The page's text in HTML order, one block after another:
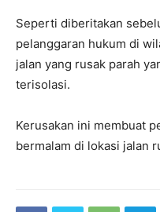
Seperti diberitakan
pelanggaran hukum di
jalan yang rusak parah
terisolasi.
Kerusakan ini membuat
bermalam di lokasi jalan